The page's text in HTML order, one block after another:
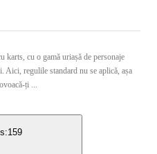
karts, cu o gamă uriașă de personaje
Aici, regulile standard nu se aplică, așa
ți ...
159